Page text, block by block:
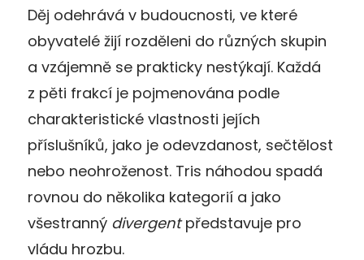
Děj odehrává v budoucnosti, ve které
obyvatelé žijí rozděleni do různých skupin
a vzájemně se prakticky nestýkají. Každá
z pěti frakcí je pojmenována podle
charakteristické vlastnosti jejích
příslušníků, jako je odevzdanost, sečtělost
nebo neohroženost. Tris náhodou spadá
rovnou do několika kategorií a jako
všestranný divergentpředstavuje pro
vládu hrozbu.